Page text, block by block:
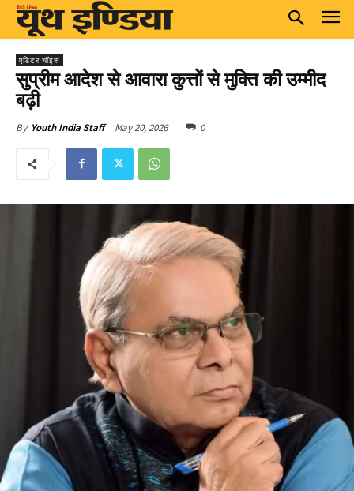
एडिटर चॉइस
सुप्रीम आदेश से आवारा कुत्तों से मुक्ति की उम्मीद
बढ़ी
By Youth India Staff May 20, 2026 0